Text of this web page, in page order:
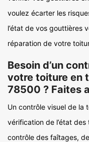
voulez écarter les
l’état de vos gouttières
réparation de votre
Besoin d’un
votre toiture en
78500 ? Faites
Un contrôle visuel de la
vérification de l’état
contrôle des faîtages,